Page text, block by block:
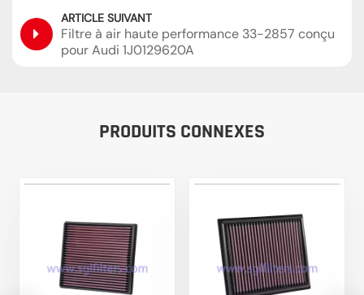
ARTICLE SUIVANT
Filtre à air haute performance 33-2857 conçu
pour Audi 1J0129620A
PRODUITS CONNEXES